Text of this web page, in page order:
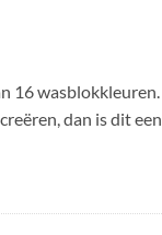
16 wasblokkleuren.
dan is dit een